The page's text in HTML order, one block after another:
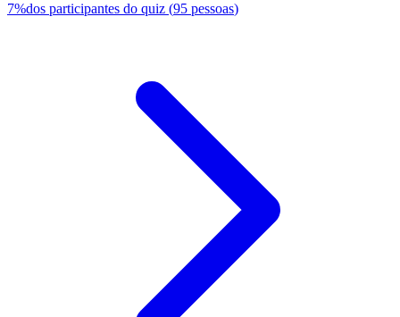
7%dos participantes do quiz (95 pessoas)